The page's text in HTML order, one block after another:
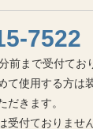
7522
前まで受付てお
て使用する方は
だきます。
付ておりません